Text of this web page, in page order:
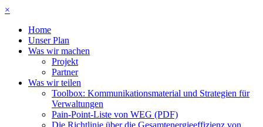
×
Home
Unser Plan
Was wir machen
Projekt
Partner
Was wir teilen
Toolbox: Kommunikationsmaterial und Strategien für
Verwaltungen
Pain-Point-Liste von WEG (PDF)
Die Richtlinie über die Gesamtenergieeffizienz von